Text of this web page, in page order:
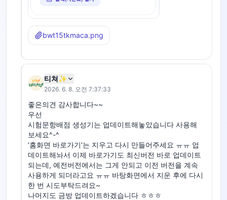
bwt15tkmaca.png
티쳐✨
2026. 6. 8. 오전 7:37:33
좋은의견 감사합니다~~
우선
시험문항배점 생성기는 업데이트해놓았습니다 사용해
보세요^-^
'홈화면 바로가기'는 지우고 다시 만들어주세요 ㅠㅠ 업
데이트해놔서 이제 바로가기도 최신버전 바로 업데이트
되는데, 예전버전에서는 그게 안되고 이전 버전을 계속
사용하게 되더라고요 ㅠㅠ 바탕화면에서 지운 후에 다시
한 번 시도부탁드려요~
나머지도 금방 업데이트하겠습니다 ㅎㅎㅎ